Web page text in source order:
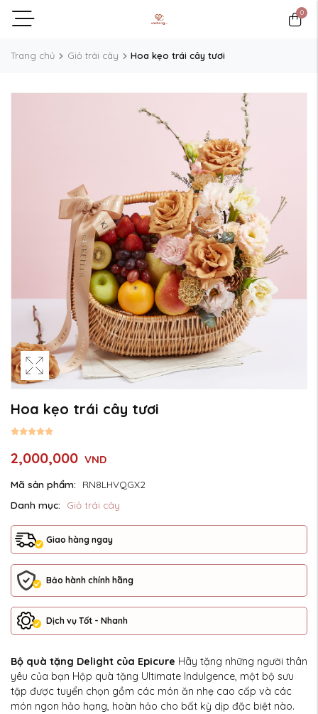
0
Trang chủ Giỏ trái cây Hoa kẹo trái cây tươi
Hoa kẹo trái cây tươi
2,000,000 VND
Mã sản phẩm:
RN8LHVQGX2
Danh mục:
Giỏ trái cây
Giao hàng ngay
Bảo hành chính hãng
Dịch vụ Tốt - Nhanh
Bộ quà tặng Delight của Epicure Hãy tặng những người thân
yêu của bạn Hộp quà tặng Ultimate Indulgence, một bộ sưu
tập được tuyển chọn gồm các món ăn nhẹ cao cấp và các
món ngon hảo hạng, hoàn hảo cho bất kỳ dịp đặc biệt nào.